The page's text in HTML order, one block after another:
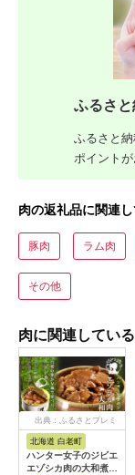
ふるさと
ふるさと
ポイント
肉の返礼品に関連
豚肉 ラム肉
その他
肉に関連してい
出典：ふるさとプレミ
北海道 白老町
ハンター女子のジビエ
エゾシカ肉の大和煮 6